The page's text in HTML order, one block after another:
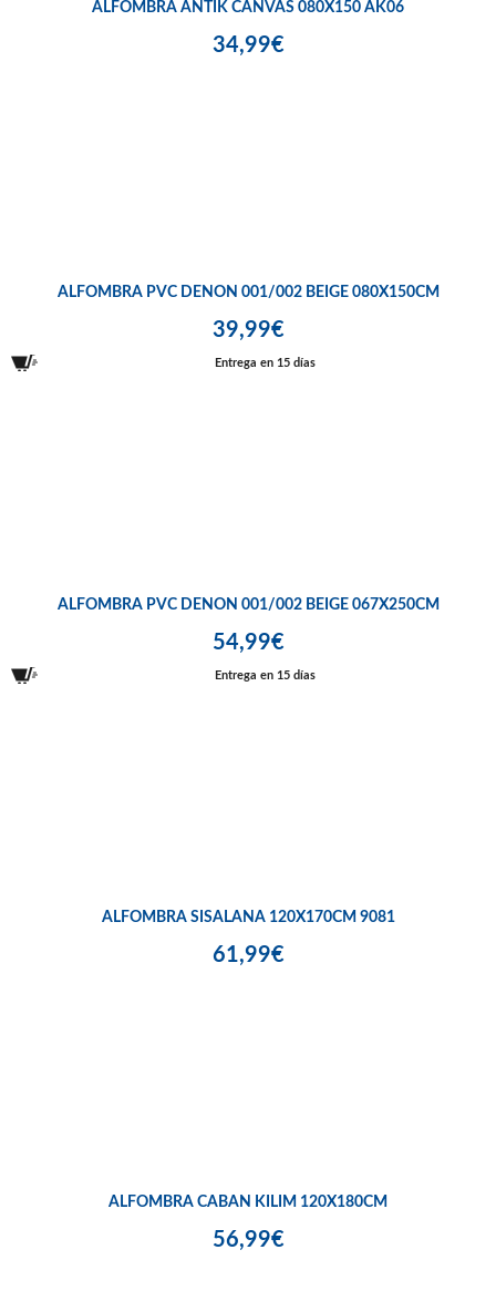
ALFOMBRA ANTIK CANVAS 080X150 AK06
34,99€
ALFOMBRA PVC DENON 001/002 BEIGE 080X150CM
39,99€
Entrega en 15 días
ALFOMBRA PVC DENON 001/002 BEIGE 067X250CM
54,99€
Entrega en 15 días
ALFOMBRA SISALANA 120X170CM 9081
61,99€
ALFOMBRA CABAN KILIM 120X180CM
56,99€